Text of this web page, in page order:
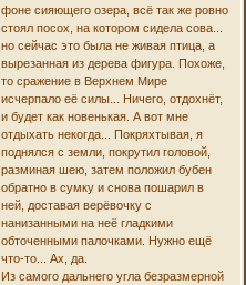
фоне сияющего озера, всё так же ровно
стоял посох, на котором сидела сова...
но сейчас это была не живая птица, а
вырезанная из дерева фигура. Похоже,
то сражение в Верхнем Мире
исчерпало её силы... Ничего, отдохнёт,
и будет как новенькая. А вот мне
отдыхать некогда... Покряхтывая, я
поднялся с земли, покрутил головой,
разминая шею, затем положил бубен
обратно в сумку и снова пошарил в
ней, доставая верёвочку с
нанизанными на неё гладкими
обточенными палочками. Нужно ещё
что-то... Ах, да.
Из самого дальнего угла безразмерной